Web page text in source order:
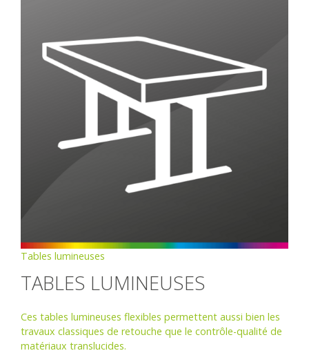
Tables lumineuses
TABLES LUMINEUSES
Ces tables lumineuses flexibles permettent aussi bien les
travaux classiques de retouche que le contrôle-qualité de
matériaux translucides.